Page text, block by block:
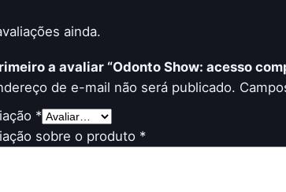
ainda.
a avaliar “Odonto Show: acesso
de e-mail não será publicado.
*
sobre o produto *